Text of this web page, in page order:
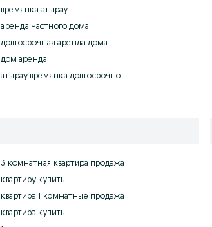
времянка атырау
аренда частного дома
долгосрочная аренда дома
дом аренда
атырау времянка долгосрочно
3 комнатная квартира продажа
квартиру купить
квартира 1 комнатные продажа
квартира купить